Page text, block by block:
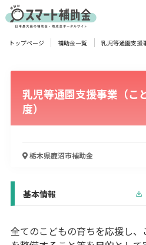
対象
企業 団体 個人 その他
エリア
物流・運輸業 情報通
建設･不動産業
サービス業 医
トップページ 補助金一覧
乳児等通園支援事業（こ
度）
栃木県鹿沼市補助金
基本情報
全てのこどもの育ちを応援し